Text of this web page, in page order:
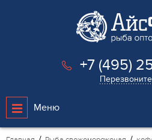
+7 (495)
Меню